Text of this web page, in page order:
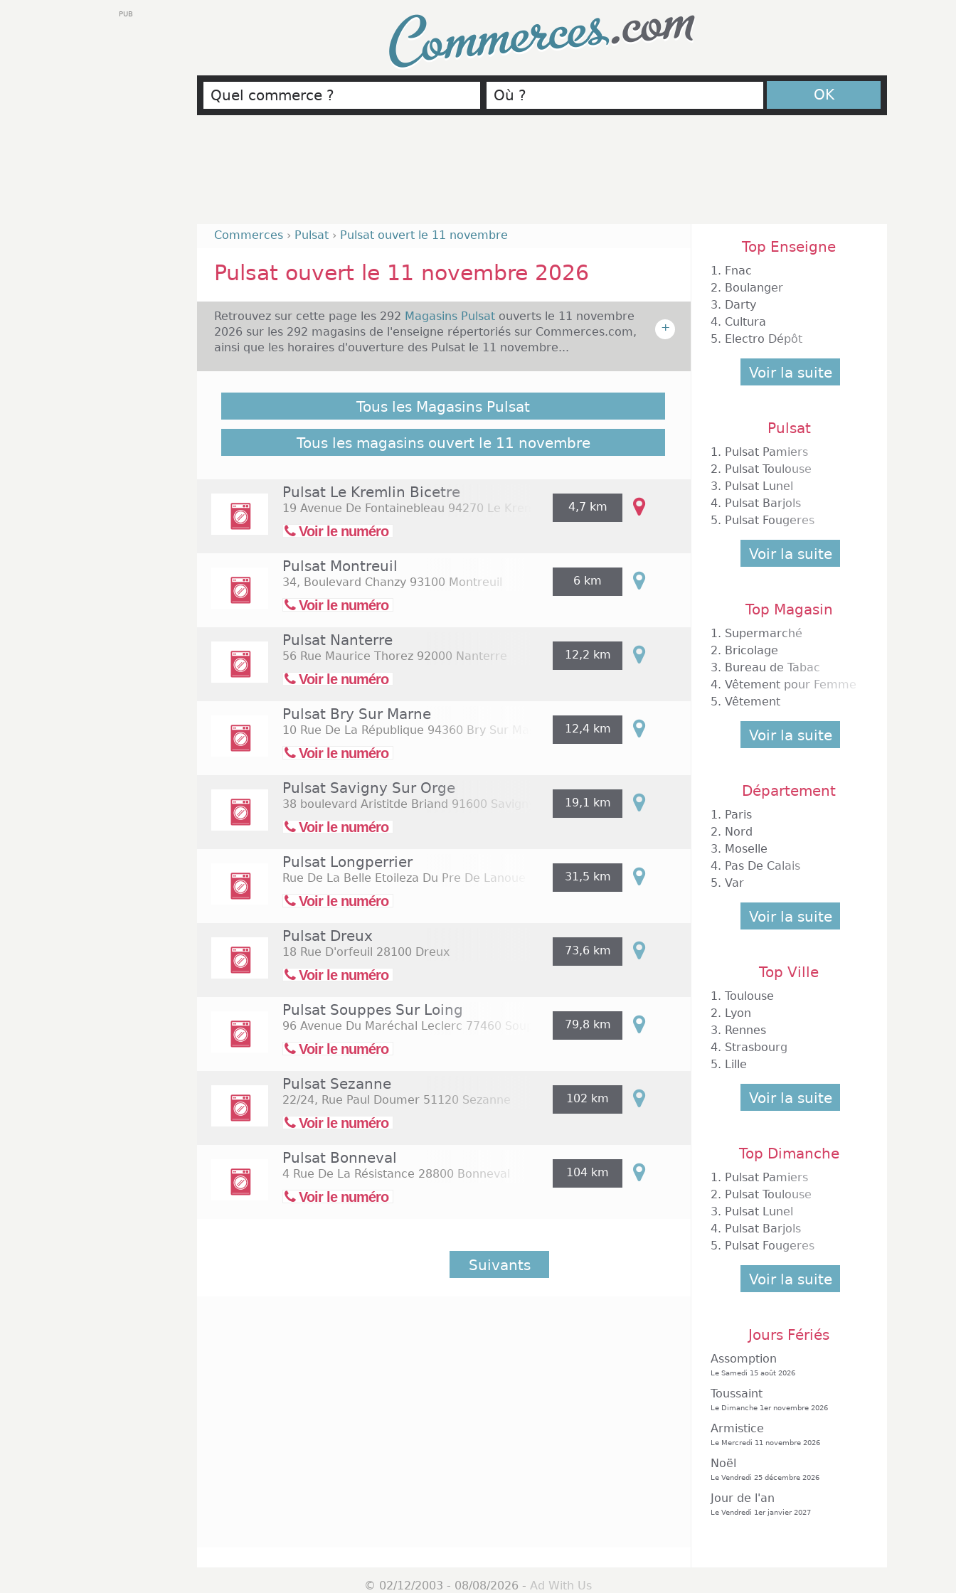
Commerces.com
OK
Commerces › Pulsat › Pulsat ouvert le 11 novembre
Pulsat ouvert le 11 novembre 2026
Retrouvez sur cette page les 292 Magasins Pulsat ouverts le 11 novembre
2026 sur les 292 magasins de l'enseigne répertoriés sur Commerces.com,
ainsi que les horaires d'ouverture des Pulsat le 11 novembre...
+
novembre 2026 ne soient pas répertoriés ici, cliquez sur le lien suivant pour
retrouver l'ensemble des magasins de l'enseigne répertoriés sur
Commerces.com :292 Magasins Pulsat
Tous les Magasins Pulsat
Tous les magasins ouvert le 11 novembre
Pulsat Le Kremlin Bicetre
19 Avenue De Fontainebleau 94270 Le Kremlin Bicetre
Voir le numéro
4,7 km
Pulsat Montreuil
34, Boulevard Chanzy 93100 Montreuil
Voir le numéro
6 km
Pulsat Nanterre
56 Rue Maurice Thorez 92000 Nanterre
Voir le numéro
12,2 km
Pulsat Bry Sur Marne
10 Rue De La République 94360 Bry Sur Marne
Voir le numéro
12,4 km
Pulsat Savigny Sur Orge
38 boulevard Aristitde Briand 91600 Savigny Sur Orge
Voir le numéro
19,1 km
Pulsat Longperrier
Rue De La Belle Etoileza Du Pre De Lanoue 77230 Longperrier
Voir le numéro
31,5 km
Pulsat Dreux
18 Rue D'orfeuil 28100 Dreux
Voir le numéro
73,6 km
Pulsat Souppes Sur Loing
96 Avenue Du Maréchal Leclerc 77460 Souppes Sur Loing
Voir le numéro
79,8 km
Pulsat Sezanne
22/24, Rue Paul Doumer 51120 Sezanne
Voir le numéro
102 km
Pulsat Bonneval
4 Rue De La Résistance 28800 Bonneval
Voir le numéro
104 km
Suivants
Top Enseigne
1. Fnac
2. Boulanger
3. Darty
4. Cultura
5. Electro Dépôt
Voir la suite
Pulsat
1. Pulsat Pamiers
2. Pulsat Toulouse
3. Pulsat Lunel
4. Pulsat Barjols
5. Pulsat Fougeres
Voir la suite
Top Magasin
1. Supermarché
2. Bricolage
3. Bureau de Tabac
4. Vêtement pour Femme
5. Vêtement
Voir la suite
Département
1. Paris
2. Nord
3. Moselle
4. Pas De Calais
5. Var
Voir la suite
Top Ville
1. Toulouse
2. Lyon
3. Rennes
4. Strasbourg
5. Lille
Voir la suite
Top Dimanche
1. Pulsat Pamiers
2. Pulsat Toulouse
3. Pulsat Lunel
4. Pulsat Barjols
5. Pulsat Fougeres
Voir la suite
Jours Fériés
Assomption
Le Samedi 15 août 2026
Toussaint
Le Dimanche 1er novembre 2026
Armistice
Le Mercredi 11 novembre 2026
Noël
Le Vendredi 25 décembre 2026
Jour de l'an
Le Vendredi 1er janvier 2027
PUB
© 02/12/2003 - 08/08/2026 - Ad With Us